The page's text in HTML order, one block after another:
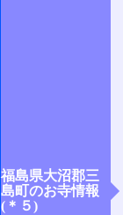
福島県大沼郡三
島町のお寺情報
(＊５)